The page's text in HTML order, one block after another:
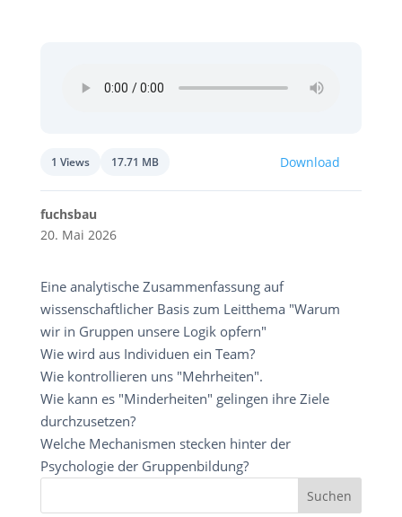
1 Views 17.71 MB Download
fuchsbau
20. Mai 2026
Eine analytische Zusammenfassung auf
wissenschaftlicher Basis zum Leitthema "Warum
wir in Gruppen unsere Logik opfern"
Wie wird aus Individuen ein Team?
Wie kontrollieren uns "Mehrheiten".
Wie kann es "Minderheiten" gelingen ihre Ziele
durchzusetzen?
Welche Mechanismen stecken hinter der
Psychologie der Gruppenbildung?